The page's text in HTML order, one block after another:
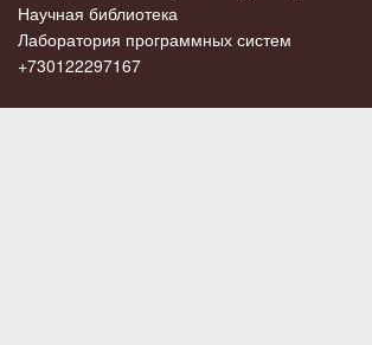
Научная библиотека
Лаборатория программных систем
+730122297167